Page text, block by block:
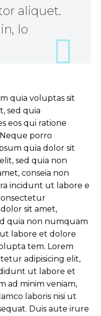
aliquet.
lo
quia voluptas sit
sed quia
eos qui ratione
porro
quia dolor sit
sed quia non
conseia non
incidunt ut labore e
sit amet,
quia non numquam
labore et dolore
tem. Lorem
adipisicing elit,
ut labore et
ad minim veniam,
laboris nisi ut
Duis aute irure